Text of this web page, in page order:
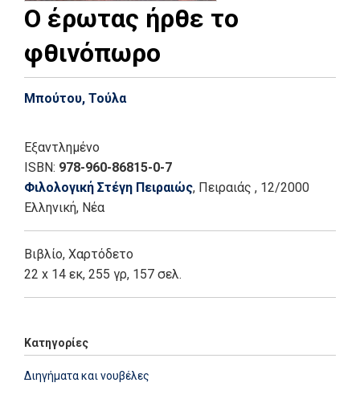
Ο έρωτας ήρθε το
φθινόπωρο
Μπούτου, Τούλα
Εξαντλημένο
ISBN: 978-960-86815-0-7
Φιλολογική Στέγη Πειραιώς, Πειραιάς , 12/2000
Ελληνική, Νέα
Βιβλίο, Χαρτόδετο
22 x 14 εκ, 255 γρ, 157 σελ.
Κατηγορίες
Διηγήματα και νουβέλες